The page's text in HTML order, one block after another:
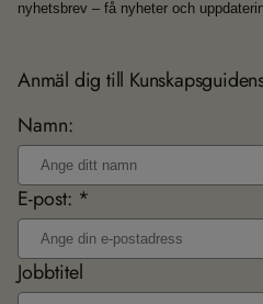
nyhetsbrev – få nyheter och
Anmäl dig till
Namn:
E-post: *
Jobbtitel